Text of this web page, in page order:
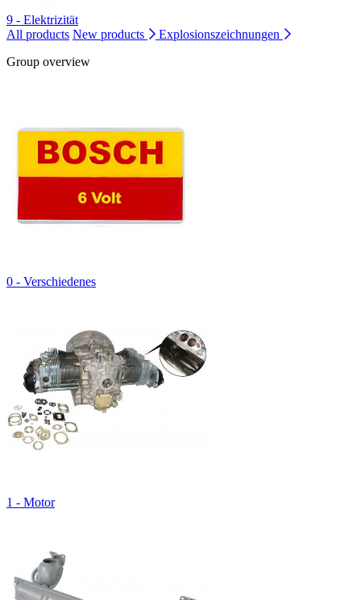
9 - Elektrizität
All products New products
Explosionszeichnungen
Group overview
0 - Verschiedenes
1 - Motor